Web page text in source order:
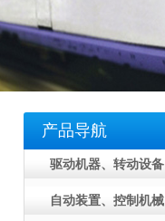
产品导航
驱动机器、转动设备
自动装置、控制机械